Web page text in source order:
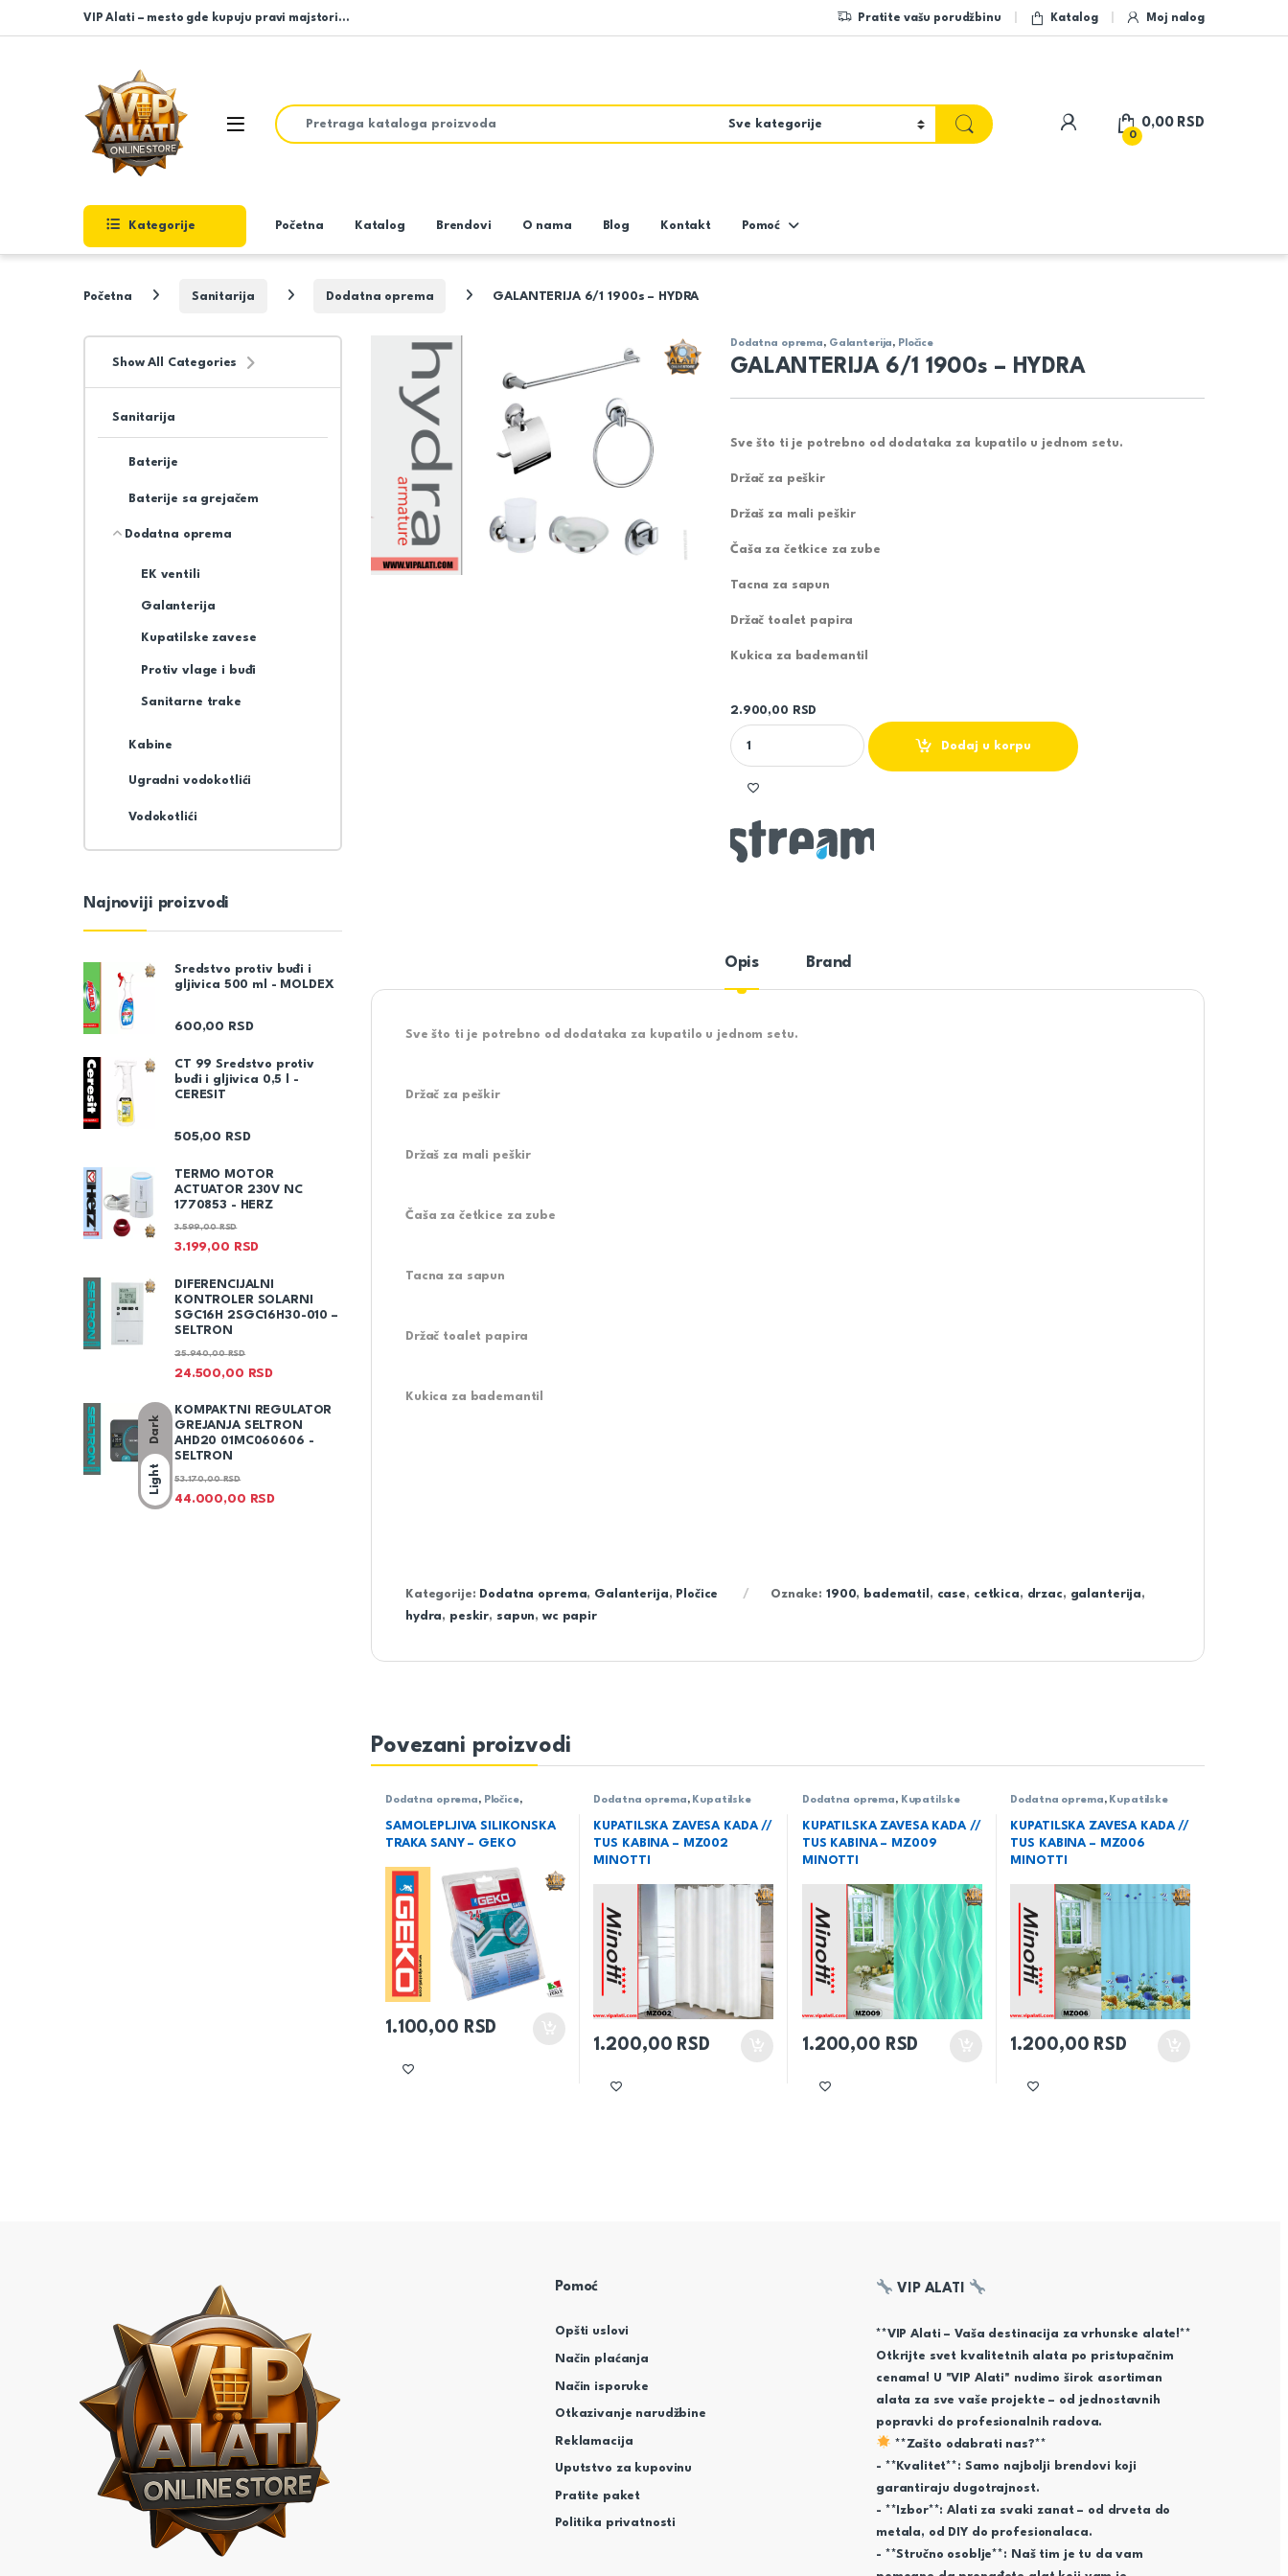
Dark
Light
Skip to navigation
Skip to content
VIP Alati – mesto gde kupuju pravi majstori… Pratite vašu porudžbinu Katalog Moj nalog
Open
Search for:
My Account
0
0,00 RSD
Kategorije Početna Katalog Brendovi O nama Blog Kontakt Pomoć
Početna Sanitarija Dodatna oprema GALANTERIJA 6/1 1900s – HYDRA
Dodatna oprema, Galanterija, Pločice
GALANTERIJA 6/1 1900s – HYDRA
Sve što ti je potrebno od dodataka za kupatilo u jednom setu.
Držač za peškir
Držaš za mali peškir
Čaša za četkice za zube
Tacna za sapun
Držač toalet papira
Kukica za bademantil
2.900,00
RSD
GALANTERIJA 6/1 1900s - HYDRA quantity
Dodaj u korpu
Opis Brand
Sve što ti je potrebno od dodataka za kupatilo u jednom setu.
Držač za peškir
Držaš za mali peškir
Čaša za četkice za zube
Tacna za sapun
Držač toalet papira
Kukica za bademantil
Kategorije: Dodatna oprema, Galanterija, Pločice Oznake: 1900, badematil , case, cetkica, drzac, galanterija,
hydra, peskir, sapun, wc papir
Povezani proizvodi
Dodatna oprema, Pločice,
SAMOLEPLJIVA SILIKONSKA
TRAKA SANY – GEKO
1.100,00 RSD
Dodatna oprema, Kupatilske
KUPATILSKA ZAVESA KADA //
TUS KABINA – MZ002
MINOTTI
1.200,00 RSD
Dodatna oprema, Kupatilske
KUPATILSKA ZAVESA KADA //
TUS KABINA – MZ009
MINOTTI
1.200,00 RSD
Dodatna oprema, Kupatilske
KUPATILSKA ZAVESA KADA //
TUS KABINA – MZ006
MINOTTI
1.200,00 RSD
Show All Categories
Sanitarija
Baterije
Baterije sa grejačem
Dodatna oprema
EK ventili
Galanterija
Kupatilske zavese
Protiv vlage i buđi
Sanitarne trake
Kabine
Ugradni vodokotlići
Vodokotlići
Najnoviji proizvodi
Sredstvo protiv buđi i
gljivica 500 ml - MOLDEX
600,00 RSD
CT 99 Sredstvo protiv
buđi i gljivica 0,5 l -
CERESIT
505,00 RSD
TERMO MOTOR
ACTUATOR 230V NC
1770853 - HERZ
3.199,00 RSD
3.599,00RSD
DIFERENCIJALNI
KONTROLER SOLARNI
SGC16H 2SGC16H30-010 –
SELTRON
24.500,00 RSD
25.940,00RSD
KOMPAKTNI REGULATOR
GREJANJA SELTRON
AHD20 01MC060606 -
SELTRON
44.000,00 RSD
53.170,00RSD
Pomoć
Opšti uslovi
Način plaćanja
Način isporuke
Otkazivanje narudžbine
Reklamacija
Uputstvo za kupovinu
Pratite paket
Politika privatnosti
VIP ALATI
**VIP Alati – Vaša destinacija za vrhunske alate!**
Otkrijte svet kvalitetnih alata po pristupačnim
cenama! U "VIP Alati" nudimo širok asortiman
alata za sve vaše projekte – od jednostavnih
popravki do profesionalnih radova.
**Zašto odabrati nas?**
- **Kvalitet**: Samo najbolji brendovi koji
garantiraju dugotrajnost.
- **Izbor**: Alati za svaki zanat – od drveta do
metala, od DIY do profesionalaca.
- **Stručno osoblje**: Naš tim je tu da vam